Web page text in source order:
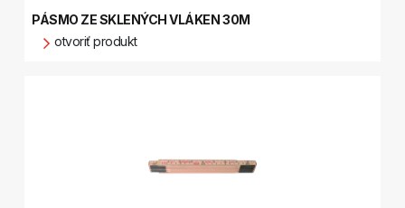
PÁSMO ZE SKLENÝCH VLÁKEN 30M
otvoriť produkt